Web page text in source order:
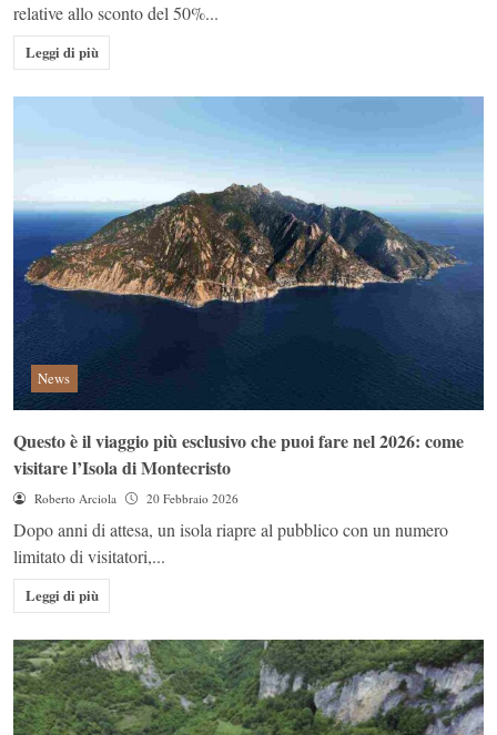
relative allo sconto del 50%...
Leggi di più
News
Questo è il viaggio più esclusivo che puoi fare nel 2026: come
visitare l’Isola di Montecristo
Roberto Arciola 20 Febbraio 2026
Dopo anni di attesa, un isola riapre al pubblico con un numero
limitato di visitatori,...
Leggi di più